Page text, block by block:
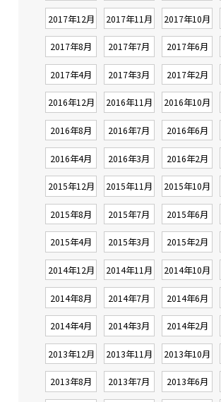
2017年12月 2017年11月 2017年10月
2017年8月 2017年7月 2017年6月
2017年4月 2017年3月 2017年2月
2016年12月 2016年11月 2016年10月
2016年8月 2016年7月 2016年6月
2016年4月 2016年3月 2016年2月
2015年12月 2015年11月 2015年10月
2015年8月 2015年7月 2015年6月
2015年4月 2015年3月 2015年2月
2014年12月 2014年11月 2014年10月
2014年8月 2014年7月 2014年6月
2014年4月 2014年3月 2014年2月
2013年12月 2013年11月 2013年10月
2013年8月 2013年7月 2013年6月